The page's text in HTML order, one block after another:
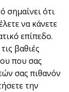
σημαίνει ότι
να κάνετε
επίπεδο.
βαθιές
που σας
σας πιθανόν
την